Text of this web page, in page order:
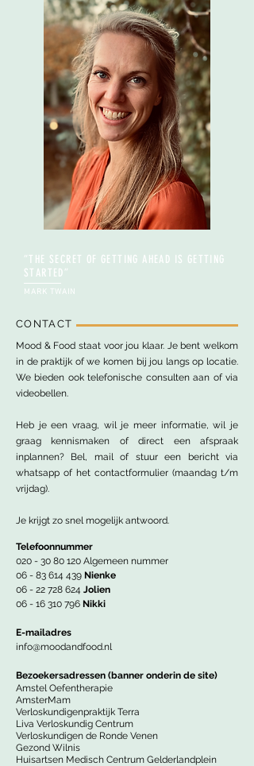
“THE SECRET OF GETTING AHEAD IS GETTING
STARTED”
MARK TWAIN
CONTACT
Mood & Food staat voor jou klaar. Je bent welkom
in de praktijk of we komen bij jou langs op locatie.
We bieden ook telefonische consulten aan of via
videobellen.
Heb je een vraag, wil je meer informatie, wil je
graag kennismaken of direct een afspraak
inplannen? Bel, mailof stuur een bericht via
whatsapp of het contactformulier (maandag t/m
vrijdag).
Je krijgt zo snel mogelijk antwoord.
Telefoonnummer
020 - 30 80 120 Algemeen nummer
06 - 83 614 439 Nienke
06 - 22 728 624 Jolien
06 - 16 310 796 Nikki
E-mailadres
info@moodandfood.nl
Bezoekersadressen (banner onderin de site)
Amstel Oefentherapie
AmsterMam
Verloskundigenpraktijk Terra
Liva Verloskundig Centrum
Verloskundigen de Ronde Venen
Gezond Wilnis
Huisartsen Medisch Centrum Gelderlandplein